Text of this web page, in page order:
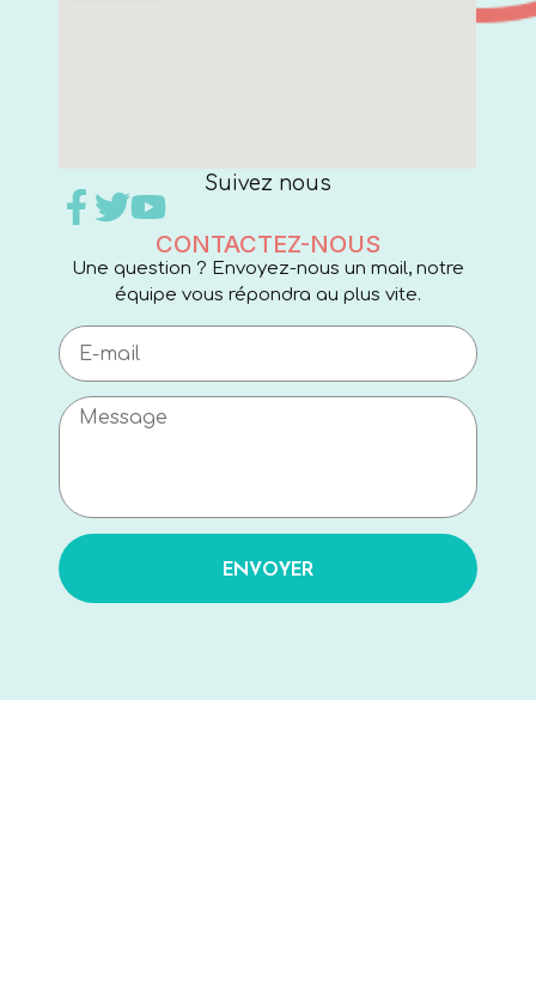
Suivez nous
CONTACTEZ-NOUS
Une question ? Envoyez-nous un mail, notre
équipe vous répondra au plus vite.
ENVOYER